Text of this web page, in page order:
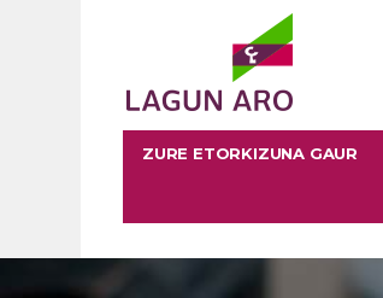
ZURE ETORKIZUNA GAUR